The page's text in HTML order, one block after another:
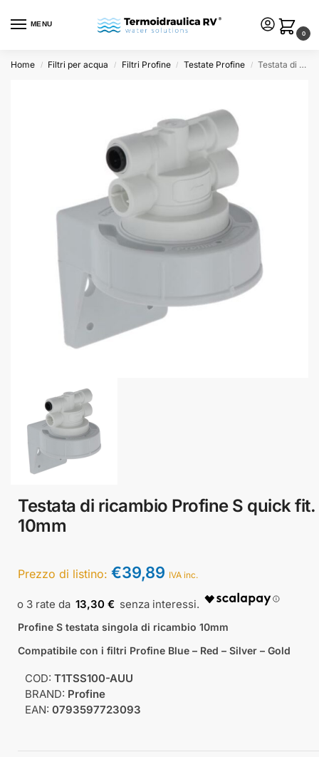
MENU
0
Home / Filtri per acqua / Filtri Profine / Testate Profine / Testata di ricambio Profine S quick fit. 10mm
Testata di ricambio Profine S quick fit.
10mm
Prezzo di listino: €39,89 IVA inc.
13,30 €
Profine S testata singola di ricambio 10mm
Compatibile con i filtri Profine Blue – Red – Silver – Gold
COD: T1TSS100-AUU
BRAND: Profine
EAN: 0793597723093